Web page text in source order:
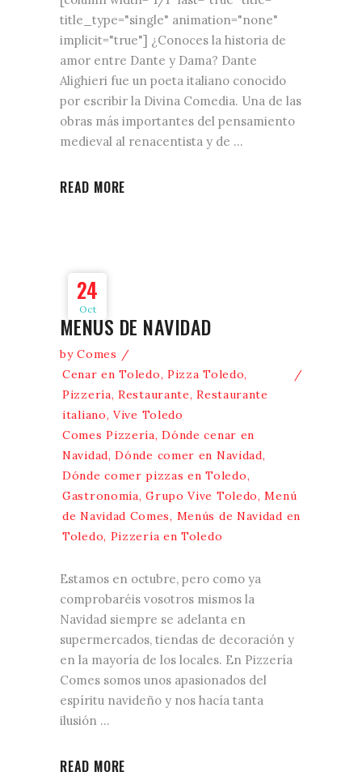
title_type="single" animation="none"
implicit="true"] ¿Conoces la historia de
amor entre Dante y Dama? Dante
Alighieri fue un poeta italiano conocido
por escribir la Divina Comedia. Una de las
obras más importantes del pensamiento
medieval al renacentista y de
READ MORE
24
Oct
MENÚS DE NAVIDAD
byComes
Cenar en Toledo, Pizza Toledo,
Pizzería,Restaurante,Restaurante
italiano,Vive Toledo
Comes Pizzería,Dónde cenar en
Navidad,Dónde comer en Navidad,
Dónde comer pizzas en Toledo,
Gastronomía,Grupo Vive Toledo,Menú
de Navidad Comes, Menús de Navidad en
Toledo, Pizzería en Toledo
Estamos en octubre, pero como ya
comprobaréis vosotros mismos la
Navidad siempre se adelanta en
supermercados, tiendas de decoración y
en la mayoría de los locales. En Pizzería
Comes somos unos apasionados del
espíritu navideño y nos hacía tanta
ilusión
READ MORE